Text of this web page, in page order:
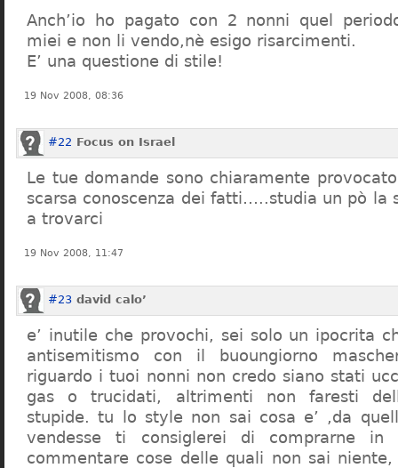
Anch’io ho pagato con 2 nonni quel
miei e non li vendo,nè esigo risarcimenti.
E’ una questione di stile!
19 Nov 2008, 08:36
#22 Focus on Israel
Le tue domande sono chiaramente
scarsa conoscenza dei fatti…..studia un pò la
a trovarci
19 Nov 2008, 11:47
#23 david calo’
e’ inutile che provochi, sei solo un ipocrita
antisemitismo con il buoungiorno
riguardo i tuoi nonni non credo siano stati
gas o trucidati, altrimenti non faresti
stupide. tu lo style non sai cosa e’ ,da
vendesse ti consiglerei di comprarne in
commentare cose delle quali non sai